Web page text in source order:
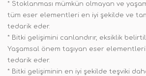
* Stoklanması mümkün olmayan ve
tüm eser elementleri en iyi şekilde ve
tedarik eder.
* Bitki gelişimini canlandırır, eksiklik
Yaşamsal önem taşıyan eser
tedarik eder.
* Bitki gelişiminin en iyi şekilde teşviki